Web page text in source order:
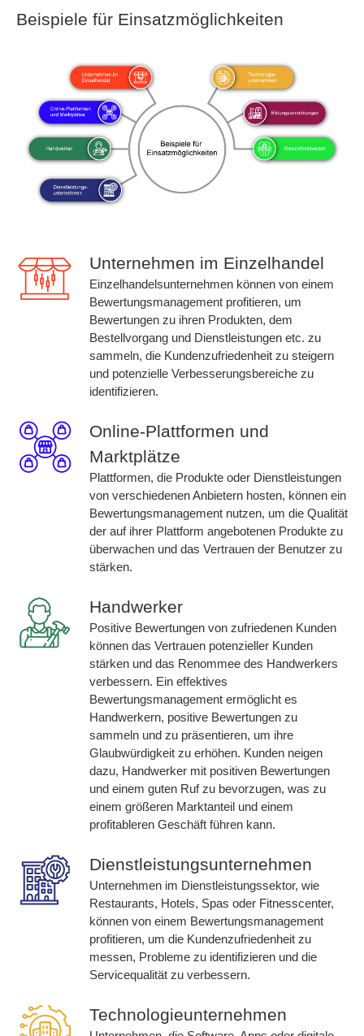
Beispiele für Einsatzmöglichkeiten
Unternehmen im Einzelhandel
Einzelhandelsunternehmen können von einem
Bewertungsmanagement profitieren, um
Bewertungen zu ihren Produkten, dem
Bestellvorgang und Dienstleistungen etc. zu
sammeln, die Kundenzufriedenheit zu steigern
und potenzielle Verbesserungsbereiche zu
identifizieren.
Online-Plattformen und
Marktplätze
Plattformen, die Produkte oder Dienstleistungen
von verschiedenen Anbietern hosten, können ein
Bewertungsmanagement nutzen, um die Qualität
der auf ihrer Plattform angebotenen Produkte zu
überwachen und das Vertrauen der Benutzer zu
stärken.
Handwerker
Positive Bewertungen von zufriedenen Kunden
können das Vertrauen potenzieller Kunden
stärken und das Renommee des Handwerkers
verbessern. Ein effektives
Bewertungsmanagement ermöglicht es
Handwerkern, positive Bewertungen zu
sammeln und zu präsentieren, um ihre
Glaubwürdigkeit zu erhöhen. Kunden neigen
dazu, Handwerker mit positiven Bewertungen
und einem guten Ruf zu bevorzugen, was zu
einem größeren Marktanteil und einem
profitableren Geschäft führen kann.
Dienstleistungsunternehmen
Unternehmen im Dienstleistungssektor, wie
Restaurants, Hotels, Spas oder Fitnesscenter,
können von einem Bewertungsmanagement
profitieren, um die Kundenzufriedenheit zu
messen, Probleme zu identifizieren und die
Servicequalität zu verbessern.
Technologieunternehmen